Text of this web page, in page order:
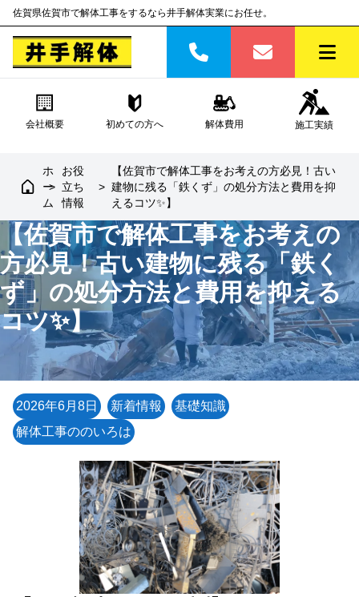
佐賀県佐賀市で解体工事をするなら井手解体実業にお任せ。
会社概要 初めての方へ 解体費用 施工実績
ホ
ー
ム
>
お役
立ち
情報
>
【佐賀市で解体工事をお考えの方必見！古い
建物に残る「鉄くず」の処分方法と費用を抑
えるコツ✨】
【佐賀市で解体工事をお考えの
方必見！古い建物に残る「鉄く
ず」の処分方法と費用を抑える
コツ✨】
2026年6月8日 新着情報
基礎知識
解体工事ののいろは